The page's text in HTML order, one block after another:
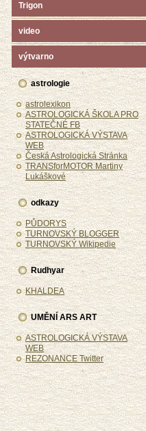
Trigon
video
výtvarno
astrologie
astrolexikon
ASTROLOGICKÁ ŠKOLA PRO
STATEČNÉ FB
ASTROLOGICKÁ VÝSTAVA
WEB
Česká Astrologická Stránka
TRANSforMOTOR Martiny
Lukáškové
odkazy
PŮDORYS
TURNOVSKÝ BLOGGER
TURNOVSKÝ Wikipedie
Rudhyar
KHALDEA
UMĚNÍ ARS ART
ASTROLOGICKÁ VÝSTAVA
WEB
REZONANCE Twitter